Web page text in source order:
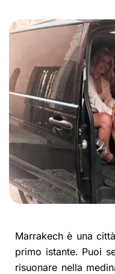
Marrakech è una
primo istante. Puoi
risuonare nella